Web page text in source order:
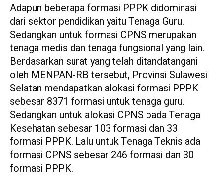
Adapun beberapa formasi PPPK didominasi
dari sektor pendidikan yaitu Tenaga Guru.
Sedangkan untuk formasi CPNS merupakan
tenaga medis dan tenaga fungsional yang lain.
Berdasarkan surat yang telah ditandatangani
oleh MENPAN-RB tersebut, Provinsi Sulawesi
Selatan mendapatkan alokasi formasi PPPK
sebesar 8371 formasi untuk tenaga guru.
Sedangkan untuk alokasi CPNS pada Tenaga
Kesehatan sebesar 103 formasi dan 33
formasi PPPK. Lalu untuk Tenaga Teknis ada
formasi CPNS sebesar 246 formasi dan 30
formasi PPPK.